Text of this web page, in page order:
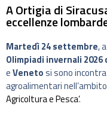
A Ortigia di
eccellenze
Martedì 24 settembre, a
Olimpiadi invernali
eVenetosi sono
agroalimentari
Agricoltura e Pesca’.